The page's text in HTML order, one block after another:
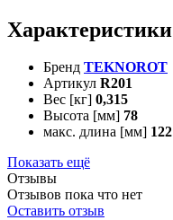
Характеристики
Бренд TEKNOROT
Артикул R201
Вес [кг] 0,315
Высота [мм] 78
макс. длина [мм] 122
Показать ещё
Отзывы
Отзывов пока что нет
Оставить отзыв